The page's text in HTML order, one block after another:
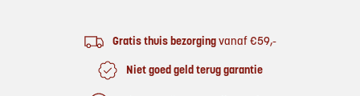
Gratis thuis bezorgingvanaf €59,-
Niet goed geld terug garantie